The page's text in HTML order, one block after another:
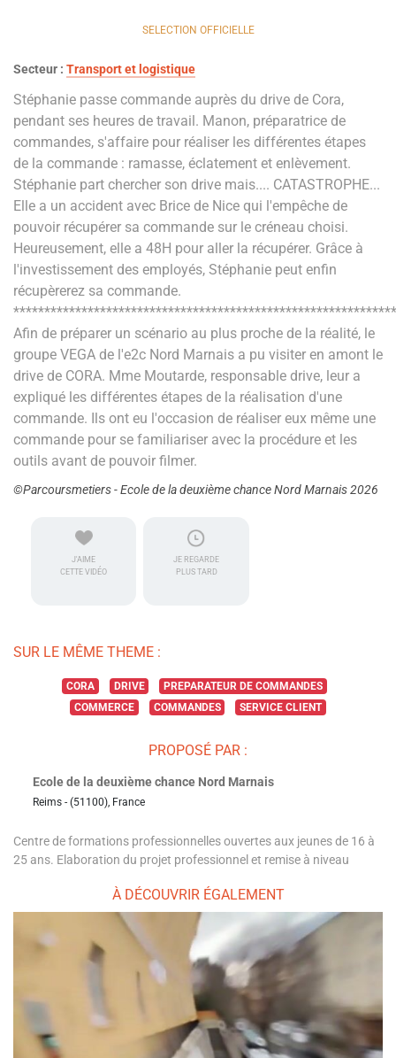
SELECTION OFFICIELLE
Secteur : Transport et logistique
Stéphanie passe commande auprès du drive de Cora,
pendant ses heures de travail. Manon, préparatrice de
commandes, s'affaire pour réaliser les différentes étapes
de la commande : ramasse, éclatement et enlèvement.
Stéphanie part chercher son drive mais.... CATASTROPHE...
Elle a un accident avec Brice de Nice qui l'empêche de
pouvoir récupérer sa commande sur le créneau choisi.
Heureusement, elle a 48H pour aller la récupérer. Grâce à
l'investissement des employés, Stéphanie peut enfin
récupèrerez sa commande.
Afin de préparer un scénario au plus proche de la réalité, le
groupe VEGA de l'e2c Nord Marnais a pu visiter en amont le
drive de CORA. Mme Moutarde, responsable drive, leur a
expliqué les différentes étapes de la réalisation d'une
commande. Ils ont eu l'occasion de réaliser eux même une
commande pour se familiariser avec la procédure et les
outils avant de pouvoir filmer.
©Parcoursmetiers - Ecole de la deuxième chance Nord Marnais 2026
J'AIME
CETTE VIDÉO
JE REGARDE
PLUS TARD
SUR LE MÊME THEME :
CORA DRIVE
PREPARATEUR DE COMMANDES
COMMERCE
COMMANDES SERVICE CLIENT
PROPOSÉ PAR :
Ecole de la deuxième chance Nord Marnais
Reims - (51100), France
Centre de formations professionnelles ouvertes aux jeunes de 16 à
25 ans. Elaboration du projet professionnel et remise à niveau
À DÉCOUVRIR ÉGALEMENT